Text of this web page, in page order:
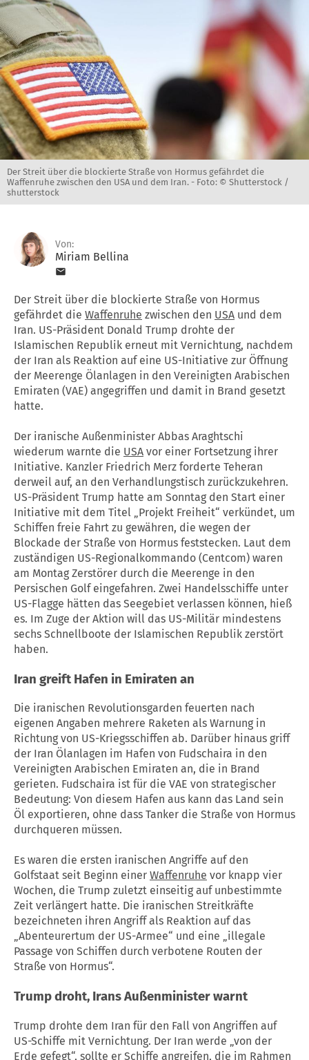
Der Streit über die blockierte Straße von Hormus gefährdet die
Waffenruhe zwischen den USA und dem Iran. - Foto: © Shutterstock /
shutterstock
Von:
Miriam Bellina
Der Streit über die blockierte Straße von Hormus
gefährdet die Waffenruhe zwischen den USA und dem
Iran. US-Präsident Donald Trump drohte der
Islamischen Republik erneut mit Vernichtung, nachdem
der Iran als Reaktion auf eine US-Initiative zur Öffnung
der Meerenge Ölanlagen in den Vereinigten Arabischen
Emiraten (VAE) angegriffen und damit in Brand gesetzt
hatte.
Der iranische Außenminister Abbas Araghtschi
wiederum warnte die USA vor einer Fortsetzung ihrer
Initiative. Kanzler Friedrich Merz forderte Teheran
derweil auf, an den Verhandlungstisch zurückzukehren.
US-Präsident Trump hatte am Sonntag den Start einer
Initiative mit dem Titel „Projekt Freiheit“ verkündet, um
Schiffen freie Fahrt zu gewähren, die wegen der
Blockade der Straße von Hormus feststecken. Laut dem
zuständigen US-Regionalkommando (Centcom) waren
am Montag Zerstörer durch die Meerenge in den
Persischen Golf eingefahren. Zwei Handelsschiffe unter
US-Flagge hätten das Seegebiet verlassen können, hieß
es. Im Zuge der Aktion will das US-Militär mindestens
sechs Schnellboote der Islamischen Republik zerstört
haben.
Iran greift Hafen in Emiraten an
Die iranischen Revolutionsgarden feuerten nach
eigenen Angaben mehrere Raketen als Warnung in
Richtung von US-Kriegsschiffen ab. Darüber hinaus griff
der Iran Ölanlagen im Hafen von Fudschaira in den
Vereinigten Arabischen Emiraten an, die in Brand
gerieten. Fudschaira ist für die VAE von strategischer
Bedeutung: Von diesem Hafen aus kann das Land sein
Öl exportieren, ohne dass Tanker die Straße von Hormus
durchqueren müssen.
Es waren die ersten iranischen Angriffe auf den
Golfstaat seit Beginn einer Waffenruhe vor knapp vier
Wochen, die Trump zuletzt einseitig auf unbestimmte
Zeit verlängert hatte. Die iranischen Streitkräfte
bezeichneten ihren Angriff als Reaktion auf das
„Abenteurertum der US-Armee“ und eine „illegale
Passage von Schiffen durch verbotene Routen der
Straße von Hormus“.
Trump droht, Irans Außenminister warnt
Trump drohte dem Iran für den Fall von Angriffen auf
US-Schiffe mit Vernichtung. Der Iran werde „von der
Erde gefegt“, sollte er Schiffe angreifen, die im Rahmen